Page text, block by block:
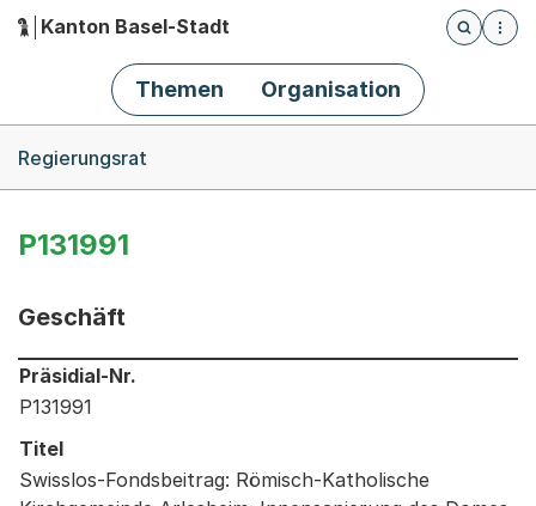
Hauptnavigation
Kanton Basel-Stadt
Öffnet
Themen Organisation
Regierungsrat
P131991
Geschäft
Informationen zum Ausgewählten Geschäft
Präsidial-Nr.
P131991
Titel
Swisslos-Fondsbeitrag: Römisch-Katholische